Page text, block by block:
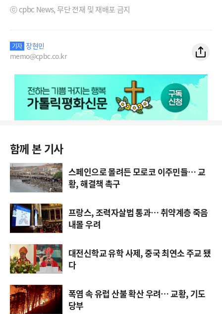
ⓒ cpbc News, 무단 전재 및 재배포 금지
기자 장현민
memo@cpbc.co.kr
함께 본 기사
스페인으로 몰려든 모로코 이주민들… 교
황, 해결책 촉구
프랑스, 조력자살법 통과… 취약계층 죽음
내몰 우려
대전신학교 유학 사제, 중국 최연소 주교 됐
다
폭염 속 유럽 산불 확산 우려… 교황, 기도
당부